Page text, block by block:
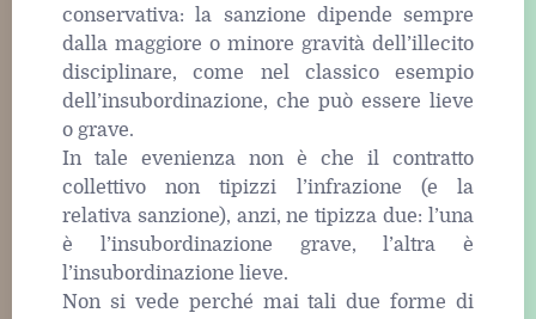
conservativa: la sanzione dipende sempre
dalla maggiore o minore gravità dell’illecito
disciplinare, come nel classico esempio
dell’insubordinazione, che può essere lieve
o grave.
In tale evenienza non è che il contratto
collettivo non tipizzi l’infrazione (e la
relativa sanzione), anzi, ne tipizza due: l’una
è l’insubordinazione grave, l’altra è
l’insubordinazione lieve.
Non si vede perché mai tali due forme di